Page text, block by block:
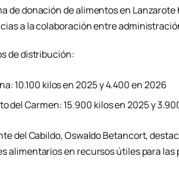
de donación de alimentos en
a la colaboración entre
de distribución:
10.100 kilos en 2025 y 4.400 en 2026
del Carmen: 15.900 kilos en 2025 y
del Cabildo, Oswaldo Betancort,
alimentarios en recursos útiles para las